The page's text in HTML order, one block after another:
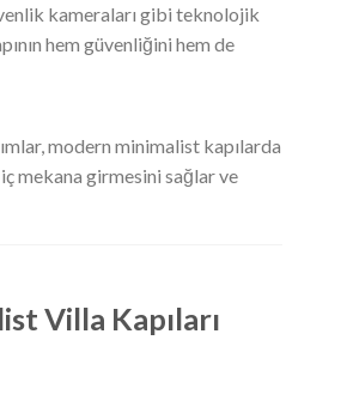
kameraları gibi teknolojik
hem güvenliğini hem de
modern minimalist kapılarda
iç mekana girmesini sağlar ve
Villa Kapıları